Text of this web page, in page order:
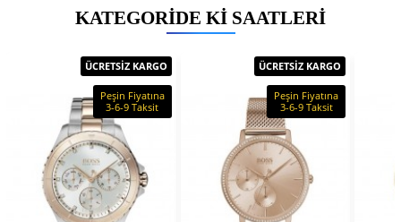
KATEGORIDE KI SAATLERI
ÜCRETSİZ KARGO
Peşin Fiyatına
3-6-9 Taksit
ÜCRETSİZ KARGO
Peşin Fiyatına
3-6-9 Taksit